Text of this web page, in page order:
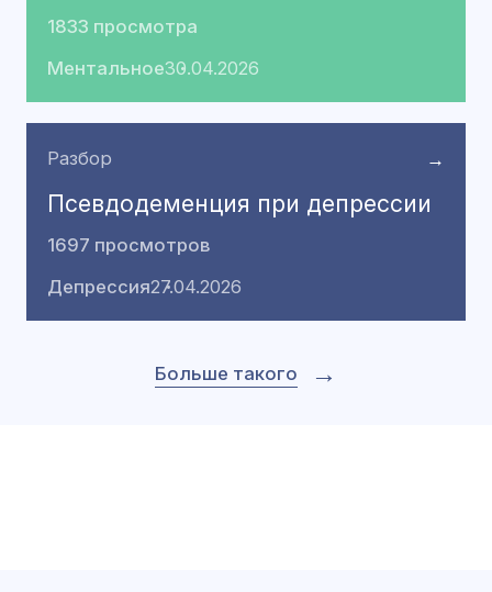
1833 просмотра
Ментальное30.04.2026
Разбор →
Псевдодеменция при депрессии
1697 просмотров
Депрессия27.04.2026
Больше такого →